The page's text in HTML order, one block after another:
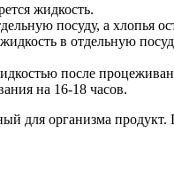
жидкость.
посуду, а хлопья
в отдельную
после
на 16-18 часов.
для организма